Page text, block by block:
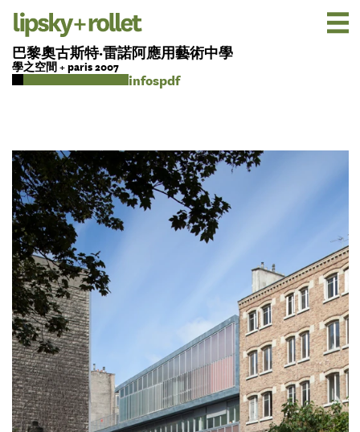
巴黎奧古斯特·雷諾阿應用藝術中學
學之空間 + paris 2007
pdf